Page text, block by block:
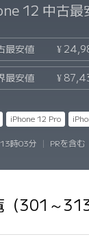
12 中古最
最安値 ¥
最安値 ¥
iPhone 12 Pro
時03分 PRを含む
301～313